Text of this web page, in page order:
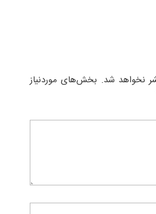
نخواهد شد. بخش‌های موردنیاز